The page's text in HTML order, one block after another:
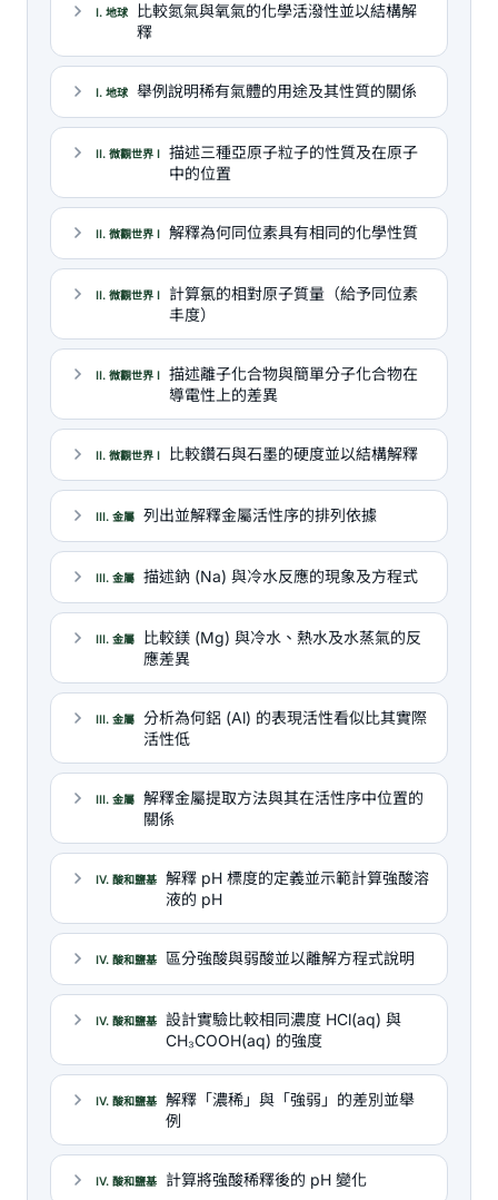
I. 地球
比較氮氣與氧氣的化學活潑性並以結構解
釋
I. 地球 舉例說明稀有氣體的用途及其性質的關係
II. 微觀世界 I
描述三種亞原子粒子的性質及在原子
中的位置
II. 微觀世界 I 解釋為何同位素具有相同的化學性質
II. 微觀世界 I
計算氯的相對原子質量（給予同位素
丰度）
II. 微觀世界 I
描述離子化合物與簡單分子化合物在
導電性上的差異
II. 微觀世界 I 比較鑽石與石墨的硬度並以結構解釋
III. 金屬 列出並解釋金屬活性序的排列依據
III. 金屬 描述鈉 (Na) 與冷水反應的現象及方程式
III. 金屬
比較鎂 (Mg) 與冷水、熱水及水蒸氣的反
應差異
III. 金屬
分析為何鋁 (Al) 的表現活性看似比其實際
活性低
III. 金屬
解釋金屬提取方法與其在活性序中位置的
關係
IV. 酸和鹽基
解釋 pH 標度的定義並示範計算強酸溶
液的 pH
IV. 酸和鹽基 區分強酸與弱酸並以離解方程式說明
IV. 酸和鹽基
設計實驗比較相同濃度 HCl(aq) 與
CH₃COOH(aq) 的強度
IV. 酸和鹽基
解釋「濃稀」與「強弱」的差別並舉
例
IV. 酸和鹽基 計算將強酸稀釋後的 pH 變化